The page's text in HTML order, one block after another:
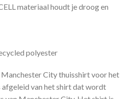
materiaal houdt je droog en
polyester
City thuisshirt voor het
afgeleid van het shirt dat wordt